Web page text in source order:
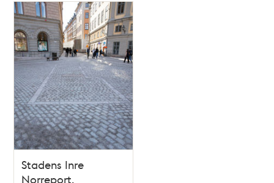
Stadens Inre
Norreport,